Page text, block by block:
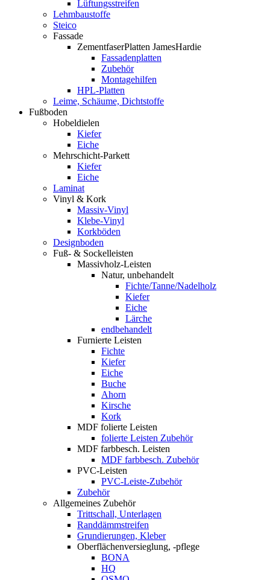
Lüftungsstreifen
Lehmbaustoffe
Steico
Fassade
ZementfaserPlatten JamesHardie
Fassadenplatten
Zubehör
Montagehilfen
HPL-Platten
Leime, Schäume, Dichtstoffe
Fußboden
Hobeldielen
Kiefer
Eiche
Mehrschicht-Parkett
Kiefer
Eiche
Laminat
Vinyl & Kork
Massiv-Vinyl
Klebe-Vinyl
Korkböden
Designboden
Fuß- & Sockelleisten
Massivholz-Leisten
Natur, unbehandelt
Fichte/Tanne/Nadelholz
Kiefer
Eiche
Lärche
endbehandelt
Furnierte Leisten
Fichte
Kiefer
Eiche
Buche
Ahorn
Kirsche
Kork
MDF folierte Leisten
folierte Leisten Zubehör
MDF farbbesch. Leisten
MDF farbbesch. Zubehör
PVC-Leisten
PVC-Leiste-Zubehör
Zubehör
Allgemeines Zubehör
Trittschall, Unterlagen
Randdämmstreifen
Grundierungen, Kleber
Oberflächenversieglung, -pflege
BONA
HQ